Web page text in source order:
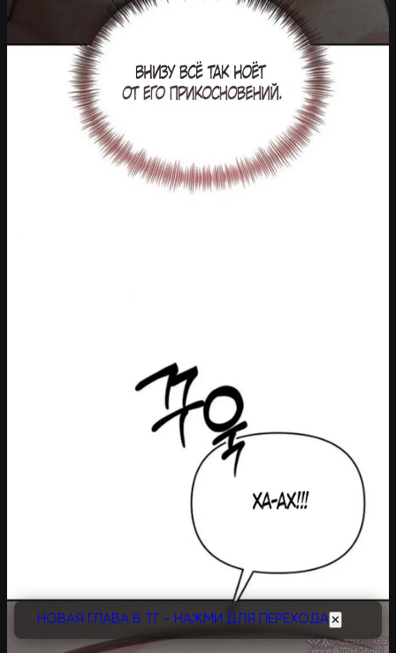
НОВАЯ ГЛАВА В ТГ - НАЖМИ ДЛЯ ПЕРЕХОДА ✕